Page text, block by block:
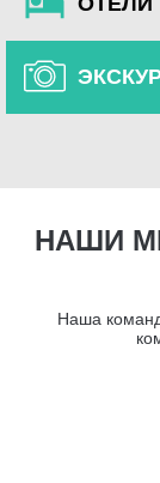
НАШИ
Наша